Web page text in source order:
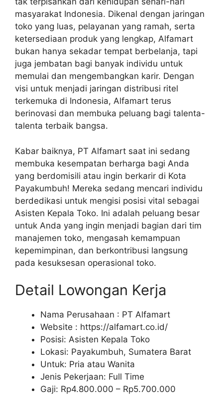
masyarakat Indonesia. Dikenal dengan jaringan
toko yang luas, pelayanan yang ramah, serta
ketersediaan produk yang lengkap, Alfamart
bukan hanya sekadar tempat berbelanja, tapi
juga jembatan bagi banyak individu untuk
memulai dan mengembangkan karir. Dengan
visi untuk menjadi jaringan distribusi ritel
terkemuka di Indonesia, Alfamart terus
berinovasi dan membuka peluang bagi talenta-
talenta terbaik bangsa.
Kabar baiknya, PT Alfamart saat ini sedang
membuka kesempatan berharga bagi Anda
yang berdomisili atau ingin berkarir di Kota
Payakumbuh! Mereka sedang mencari individu
berdedikasi untuk mengisi posisi vital sebagai
Asisten Kepala Toko. Ini adalah peluang besar
untuk Anda yang ingin menjadi bagian dari tim
manajemen toko, mengasah kemampuan
kepemimpinan, dan berkontribusi langsung
pada kesuksesan operasional toko.
Detail Lowongan Kerja
Nama Perusahaan : PT Alfamart
Website : https://alfamart.co.id/
Posisi: Asisten Kepala Toko
Lokasi: Payakumbuh, Sumatera Barat
Untuk: Pria atau Wanita
Jenis Pekerjaan: Full Time
Gaji: Rp4.800.000 – Rp5.700.000